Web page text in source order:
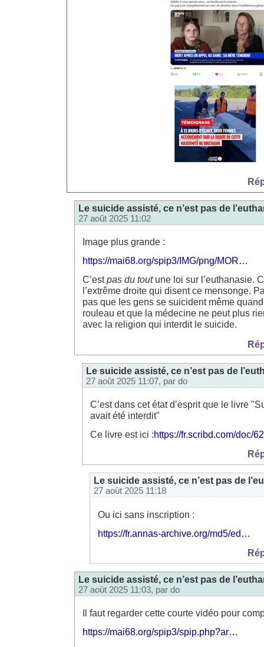
Le suicide assisté, ce n’est pas de
27 août 2025 11:02
Image plus grande :
https://mai68.org/spip3/IMG/png/MOR…
C’estpas du toutune loi sur l’euthanasie.
l’extrême droite qui disent ce mensonge.
pas que les gens se suicident même
rouleau et que la médecine ne peut plus
avec la religion qui interdit le suicide.
Le suicide assisté, ce n’est pas de
27 août 2025 11:07, par do
C’est dans cet état d’esprit que le livre
avait été interdit"
Ce livre est ici :https://fr.scribd.com/doc/
Le suicide assisté, ce n’est pas de
27 août 2025 11:18
Ou ici sans inscription :
https://fr.annas-archive.org/md5/ed…
Le suicide assisté, ce n’est pas de
27 août 2025 11:03, par do
Il faut regarder cette courte vidéo pour
https://mai68.org/spip3/spip.php?ar…